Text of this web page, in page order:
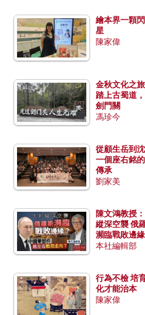
Link
繪本界一顆
星
陳家偉
金秋文化之
踏上古蜀道
劍門關
馮珍今
從顧生岳到沈
一個座右銘
傳承
劉家美
陳文鴻教授
縱深空襲 俄
瀕臨戰敗邊緣
國零部件能左
本社編輯部
行為不檢 培
化才能治本
陳家偉